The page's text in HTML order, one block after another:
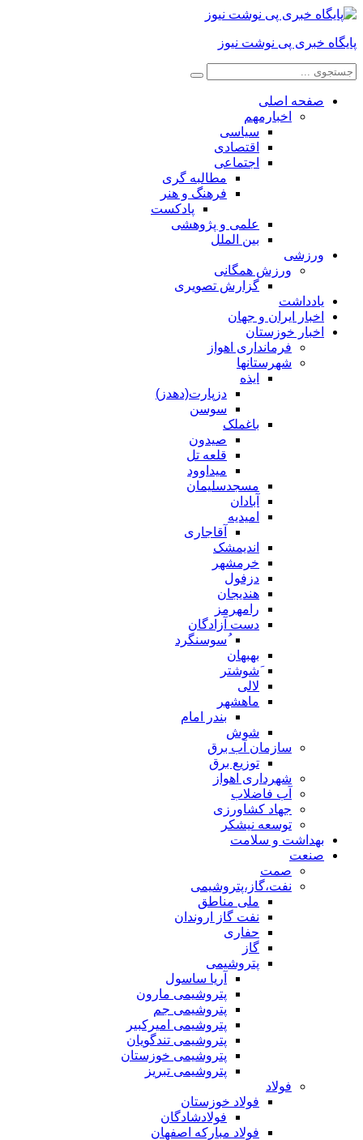
پایگاه خبری پی نوشت نیوز
صفحه اصلی
اخبارمهم
سیاسی
اقتصادی
اجتماعی
مطالبه گری
فرهنگ و هنر
پادکست
علمی و پژوهشی
بین الملل
ورزشی
ورزش همگانی
گزارش تصویری
یادداشت
اخبار ایران و جهان
اخبار خوزستان
فرمانداری اهواز
شهرستانها
ایذه
دزپارت(دهدز)
سوسن
باغملک
صیدون
قلعه تل
میداوود
مسجدسلیمان
آبادان
امیدیه
آقاجاری
اندیمشک
خرمشهر
دزفول
هندیجان
رامهرمز
دست آزادگان
ُسوسنگرد
بهبهان
َشوشتر
لالی
ماهشهر
بندر امام
شوش
سازمان آب برق
توزیع برق
شهرداری اهواز
آب فاضلاب
جهاد کشاورزی
توسعه نیشکر
بهداشت و سلامت
صنعت
صمت
نفت،گاز،پتروشیمی
ملی مناطق
نفت گاز اروندان
حفاری
گاز
پتروشیمی
آریا ساسول
پتروشیمی مارون
پتروشیمی جم
پتروشیمی امیرکبیر
پتروشیمی تندگویان
پتروشیمی خوزستان
پتروشیمی تبریز
فولاد
فولاد خوزستان
فولادشادگان
فولاد مبارکه اصفهان